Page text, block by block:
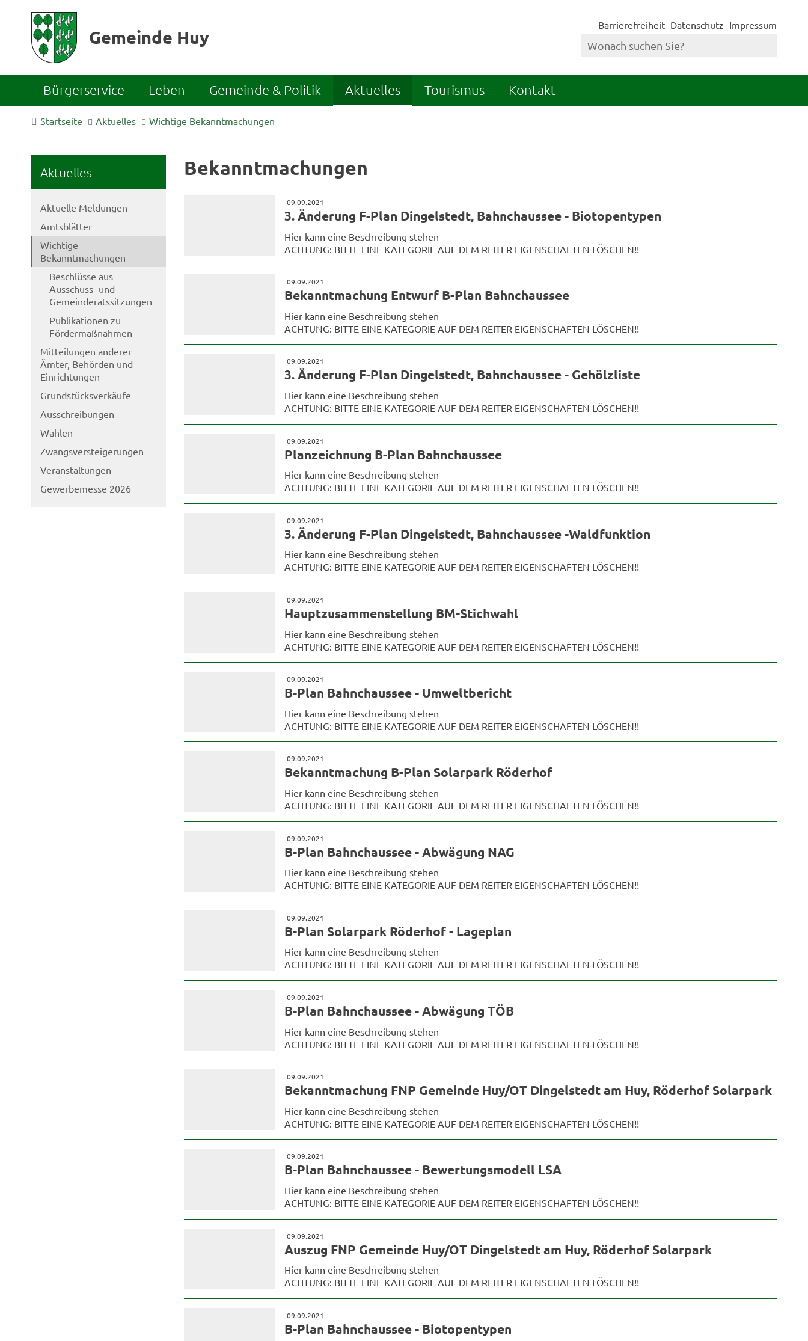
Gemeinde Huy
Barrierefreiheit Datenschutz Impressum
Bürgerservice Leben Gemeinde & Politik Aktuelles Tourismus Kontakt
Startseite Aktuelles Wichtige Bekanntmachungen
Aktuelles
Aktuelle Meldungen
Amtsblätter
Wichtige
Bekanntmachungen
Beschlüsse aus
Ausschuss- und
Gemeinderatssitzungen
Publikationen zu
Fördermaßnahmen
Mitteilungen anderer
Ämter, Behörden und
Einrichtungen
Grundstücksverkäufe
Ausschreibungen
Wahlen
Zwangsversteigerungen
Veranstaltungen
Gewerbemesse 2026
Bekanntmachungen
09.09.2021
3. Änderung F-Plan Dingelstedt, Bahnchaussee - Biotopentypen
Hier kann eine Beschreibung stehen
ACHTUNG: BITTE EINE KATEGORIE AUF DEM REITER EIGENSCHAFTEN LÖSCHEN!!
09.09.2021
Bekanntmachung Entwurf B-Plan Bahnchaussee
Hier kann eine Beschreibung stehen
ACHTUNG: BITTE EINE KATEGORIE AUF DEM REITER EIGENSCHAFTEN LÖSCHEN!!
09.09.2021
3. Änderung F-Plan Dingelstedt, Bahnchaussee - Gehölzliste
Hier kann eine Beschreibung stehen
ACHTUNG: BITTE EINE KATEGORIE AUF DEM REITER EIGENSCHAFTEN LÖSCHEN!!
09.09.2021
Planzeichnung B-Plan Bahnchaussee
Hier kann eine Beschreibung stehen
ACHTUNG: BITTE EINE KATEGORIE AUF DEM REITER EIGENSCHAFTEN LÖSCHEN!!
09.09.2021
3. Änderung F-Plan Dingelstedt, Bahnchaussee -Waldfunktion
Hier kann eine Beschreibung stehen
ACHTUNG: BITTE EINE KATEGORIE AUF DEM REITER EIGENSCHAFTEN LÖSCHEN!!
09.09.2021
Hauptzusammenstellung BM-Stichwahl
Hier kann eine Beschreibung stehen
ACHTUNG: BITTE EINE KATEGORIE AUF DEM REITER EIGENSCHAFTEN LÖSCHEN!!
09.09.2021
B-Plan Bahnchaussee - Umweltbericht
Hier kann eine Beschreibung stehen
ACHTUNG: BITTE EINE KATEGORIE AUF DEM REITER EIGENSCHAFTEN LÖSCHEN!!
09.09.2021
Bekanntmachung B-Plan Solarpark Röderhof
Hier kann eine Beschreibung stehen
ACHTUNG: BITTE EINE KATEGORIE AUF DEM REITER EIGENSCHAFTEN LÖSCHEN!!
09.09.2021
B-Plan Bahnchaussee - Abwägung NAG
Hier kann eine Beschreibung stehen
ACHTUNG: BITTE EINE KATEGORIE AUF DEM REITER EIGENSCHAFTEN LÖSCHEN!!
09.09.2021
B-Plan Solarpark Röderhof - Lageplan
Hier kann eine Beschreibung stehen
ACHTUNG: BITTE EINE KATEGORIE AUF DEM REITER EIGENSCHAFTEN LÖSCHEN!!
09.09.2021
B-Plan Bahnchaussee - Abwägung TÖB
Hier kann eine Beschreibung stehen
ACHTUNG: BITTE EINE KATEGORIE AUF DEM REITER EIGENSCHAFTEN LÖSCHEN!!
09.09.2021
Bekanntmachung FNP Gemeinde Huy/OT Dingelstedt am Huy, Röderhof Solarpark
Hier kann eine Beschreibung stehen
ACHTUNG: BITTE EINE KATEGORIE AUF DEM REITER EIGENSCHAFTEN LÖSCHEN!!
09.09.2021
B-Plan Bahnchaussee - Bewertungsmodell LSA
Hier kann eine Beschreibung stehen
ACHTUNG: BITTE EINE KATEGORIE AUF DEM REITER EIGENSCHAFTEN LÖSCHEN!!
09.09.2021
Auszug FNP Gemeinde Huy/OT Dingelstedt am Huy, Röderhof Solarpark
Hier kann eine Beschreibung stehen
ACHTUNG: BITTE EINE KATEGORIE AUF DEM REITER EIGENSCHAFTEN LÖSCHEN!!
09.09.2021
B-Plan Bahnchaussee - Biotopentypen